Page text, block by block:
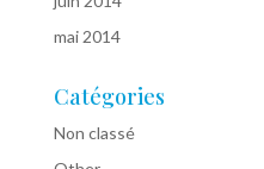
mai 2014
Catégories
Non classé